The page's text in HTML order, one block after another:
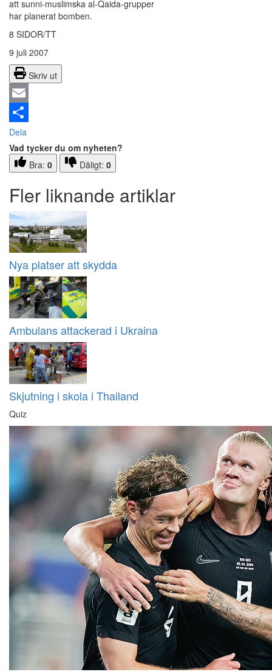
att sunni-muslimska al-Qaida-grupper
har planerat bomben.
8 SIDOR/TT
9 juli 2007
Skriv ut
Email
Dela
Vad tycker du om nyheten?
Bra: 0 Dåligt: 0
Fler liknande artiklar
Nya platser att skydda
Ambulans attackerad i Ukraina
Skjutning i skola i Thailand
Quiz